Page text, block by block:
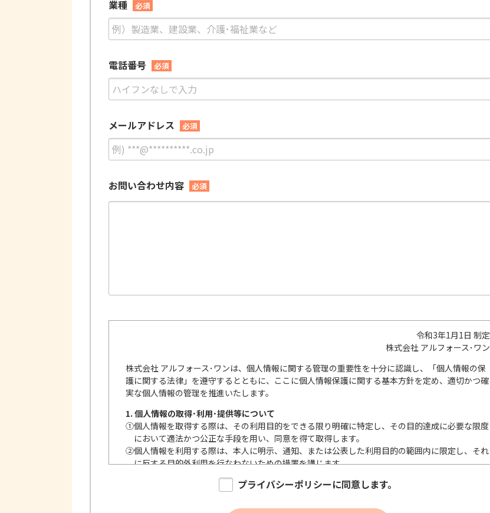
業種 必須
電話番号 必須
メールアドレス 必須
お問い合わせ内容 必須
令和3年1月1日 制定
株式会社 アルフォース･ワン
株式会社 アルフォース･ワンは、個人情報に関する管理の重要性を十分に認識し、「個人情報の保
護に関する法律」を遵守するとともに、ここに個人情報保護に関する基本方針を定め、適切かつ確
実な個人情報の管理を推進いたします。
1. 個人情報の取得･利用･提供等について
①個人情報を取得する際は、その利用目的をできる限り明確に特定し、その目的達成に必要な限度
において適法かつ公正な手段を用い、同意を得て取得します。
②個人情報を利用する際は、本人に明示、通知、または公表した利用目的の範囲内に限定し、それ
に反する目的外利用を行なわないための措置を講じます。
個人情報を第三者に提供またはその取扱いを委託する際は、本人が同意を与えた利用目的の範囲
内で、適法にこれを行います。プライバシーポリシーに同意します。